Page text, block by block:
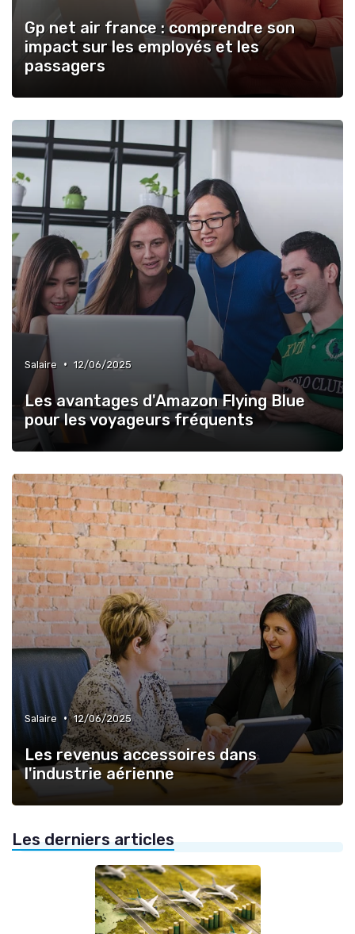
Gp net air france : comprendre son
impact sur les employés et les
passagers
Salaire • 12/06/2025
Les avantages d'Amazon Flying Blue
pour les voyageurs fréquents
Salaire • 12/06/2025
Les revenus accessoires dans
l'industrie aérienne
Les derniers articles